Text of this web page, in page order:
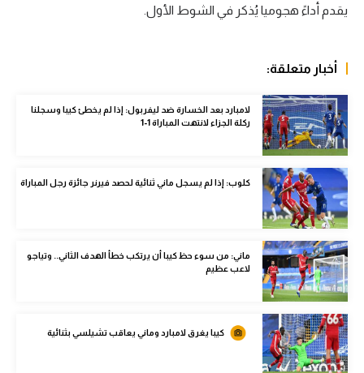
كرة طائرة
في المونديال
رياضة نسائية
آسيا
أمريكا
ركن الألعاب
أقسام خاصة
Gamers
ميركاتو
تحقيق في الجول
يقدم أداءً هجوميا يُذكر في الشوط الأول.
أخبار متعلقة:
لامبارد بعد الخسارة ضد ليفربول: إذا لم يخطئ كيبا وسجلنا
ركلة الجزاء لانتهت المباراة 1-1
كلوب: إذا لم يسجل ماني ثنائية لحصد فيرنر جائزة رجل المباراة
ماني: من سوء حظ كيبا أن يرتكب خطأ الهدف الثاني.. وتياجو
لاعب عظيم
كيبا يغرق لامبارد وماني يعاقب تشيلسي بثنائية